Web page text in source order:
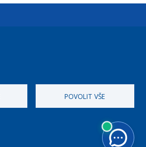
Úřední hodiny
nddbppc
CZ00063894
POVOLIT VŠE